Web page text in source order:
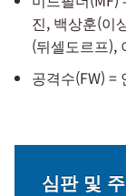
진, 백상훈(이
(뒤셀도르프),
공격수(FW) =
심판 및